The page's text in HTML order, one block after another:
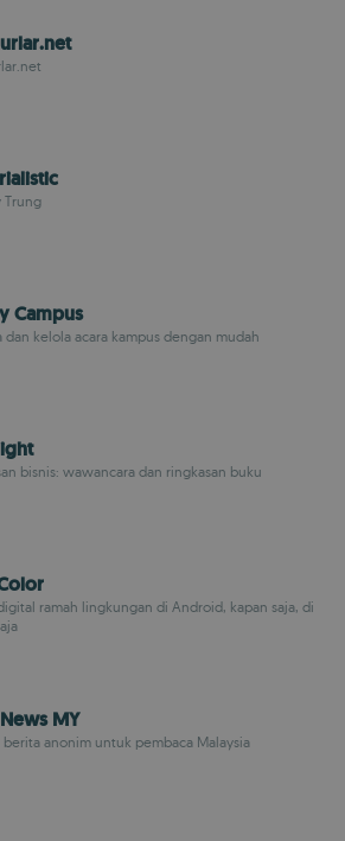
Trung
Campus
dan kelola acara kampus dengan mudah
bisnis: wawancara dan ringkasan buku
ramah lingkungan di Android, kapan saja, di
MY
berita anonim untuk pembaca Malaysia